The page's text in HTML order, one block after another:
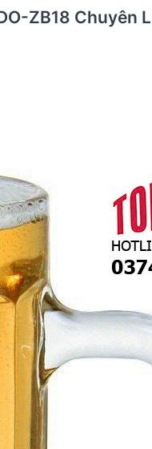
ZB18 Chuyên